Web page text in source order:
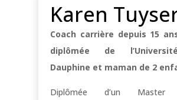
Karen
Coach carrière depuis 15
diplômée de
Dauphine et maman de 2
Diplômée d’un